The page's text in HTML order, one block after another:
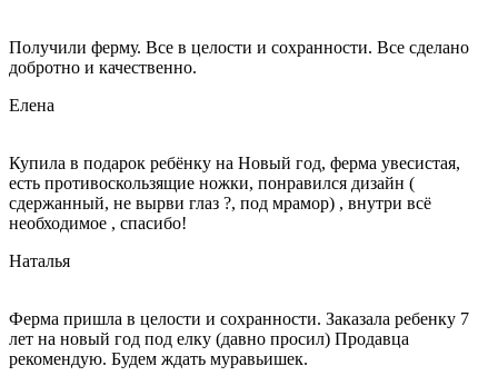
Получили ферму. Все в целости и сохранности. Все сделано
добротно и качественно.
Елена
Купила в подарок ребёнку на Новый год, ферма увесистая,
есть противоскользящие ножки, понравился дизайн (
сдержанный, не вырви глаз ?, под мрамор) , внутри всё
необходимое , спасибо!
Наталья
Ферма пришла в целости и сохранности. Заказала ребенку 7
лет на новый год под елку (давно просил) Продавца
рекомендую. Будем ждать муравьишек.